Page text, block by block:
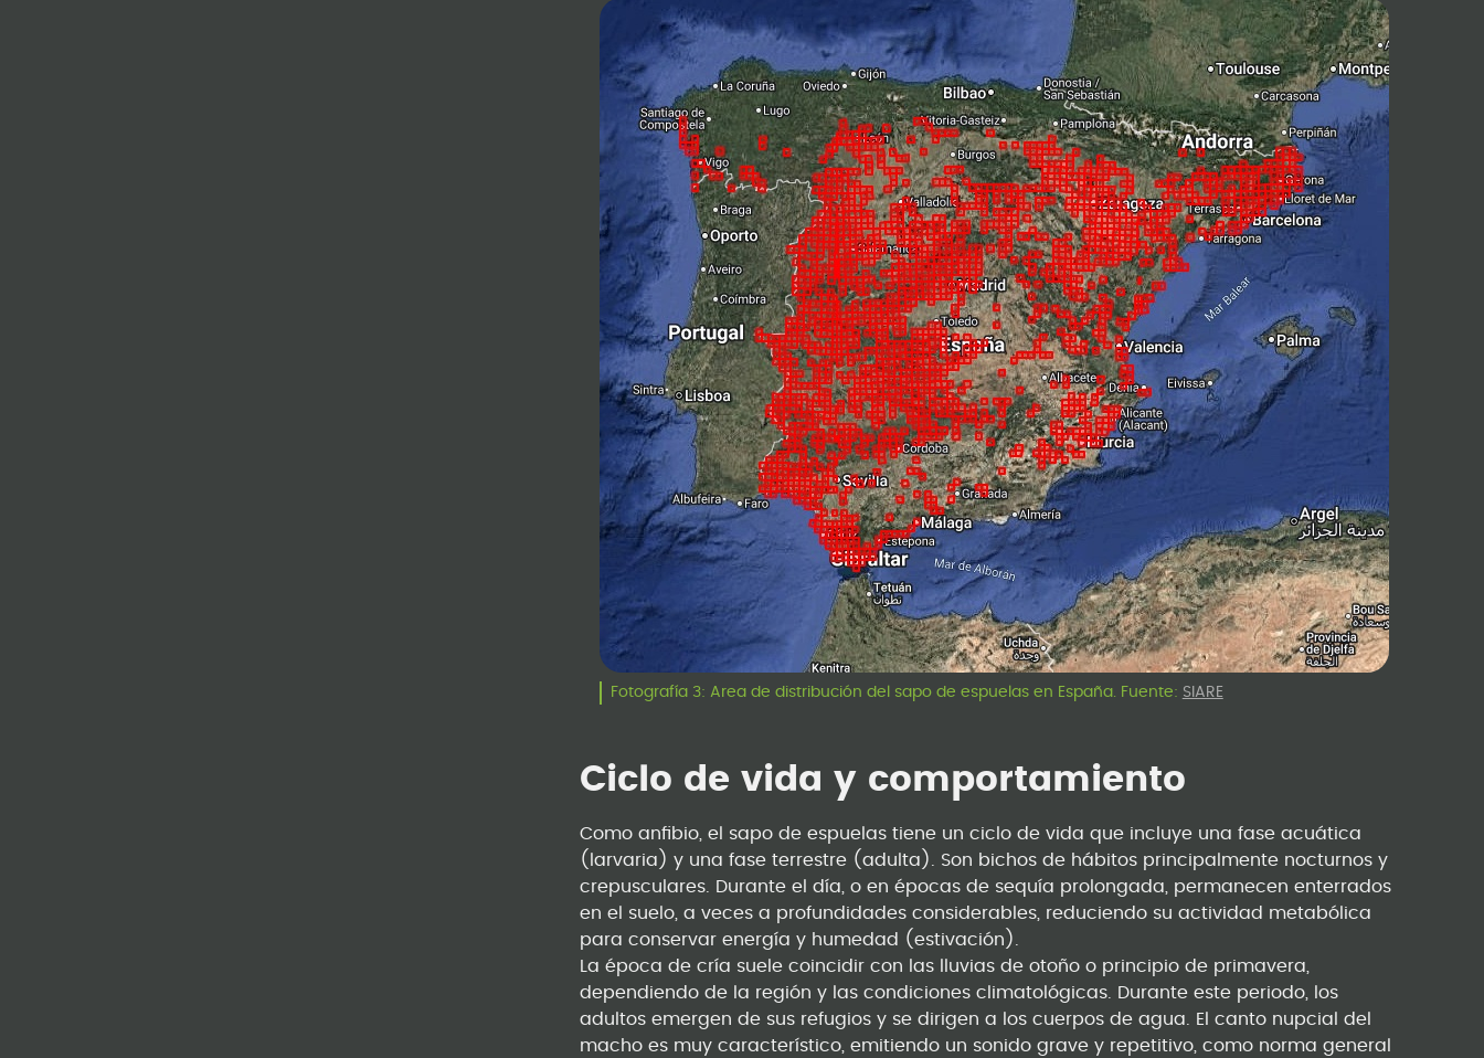
Fotografía 3: Area de distribución del sapo de espuelas en España. Fuente: SIARE
Ciclo de vida y comportamiento
Como anfibio, el sapo de espuelas tiene un ciclo de vida que incluye una fase acuática
(larvaria) y una fase terrestre (adulta). Son bichos de hábitos principalmente nocturnos y
crepusculares. Durante el día, o en épocas de sequía prolongada, permanecen enterrados
en el suelo, a veces a profundidades considerables, reduciendo su actividad metabólica
para conservar energía y humedad (estivación).
La época de cría suele coincidir con las lluvias de otoño o principio de primavera,
dependiendo de la región y las condiciones climatológicas. Durante este periodo, los
adultos emergen de sus refugios y se dirigen a los cuerpos de agua. El canto nupcial del
macho es muy característico, emitiendo un sonido grave y repetitivo, como norma general